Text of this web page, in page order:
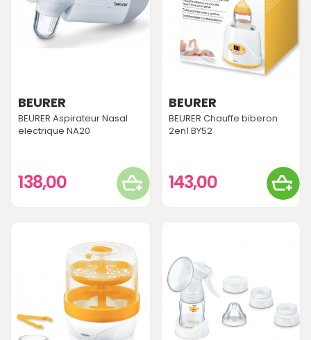
BEURER
BEURER Aspirateur Nasal
electrique NA20
138,00
BEURER
BEURER Chauffe biberon
2en1 BY52
143,00